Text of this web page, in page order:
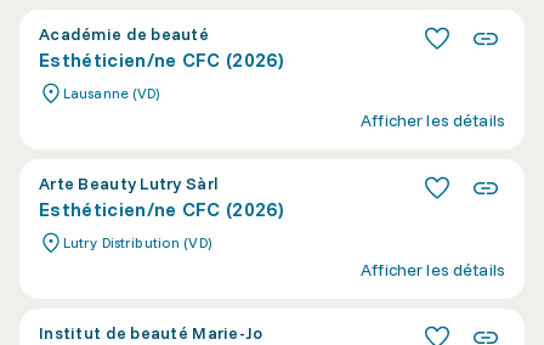
Académie de beauté
Esthéticien/ne CFC (2026)
Lausanne (VD)
Afficher les détails
Arte Beauty Lutry Sàrl
Esthéticien/ne CFC (2026)
Lutry Distribution (VD)
Afficher les détails
Institut de beauté Marie-Jo